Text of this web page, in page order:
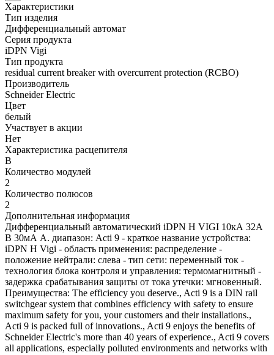
Характеристики
Тип изделия
Дифференциальный автомат
Серия продукта
iDPN Vigi
Тип продукта
residual current breaker with overcurrent protection (RCBO)
Производитель
Schneider Electric
Цвет
белый
Участвует в акции
Нет
Характеристика расцепителя
B
Количество модулей
2
Количество полюсов
2
Дополнительная информация
Дифференциальный автоматический iDPN H VIGI 10кА 32A
B 30мА A. диапазон: Acti 9 - краткое название устройства:
iDPN H Vigi - область применения: распределение -
положение нейтрали: слева - тип сети: переменный ток -
технология блока контроля и управления: термомагнитный -
задержка срабатывания защиты от тока утечки: мгновенный.
Преимущества: The efficiency you deserve., Acti 9 is a DIN rail
switchgear system that combines efficiency with safety to ensure
maximum safety for you, your customers and their installations.,
Acti 9 is packed full of innovations., Acti 9 enjoys the benefits of
Schneider Electric's more than 40 years of experience., Acti 9 covers
all applications, especially polluted environments and networks with